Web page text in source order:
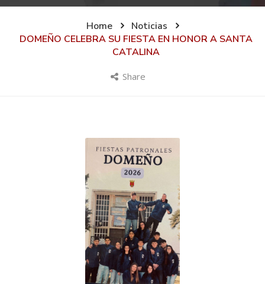
Home
Noticias
DOMEÑO CELEBRA SU FIESTA EN HONOR A SANTA
CATALINA
Share